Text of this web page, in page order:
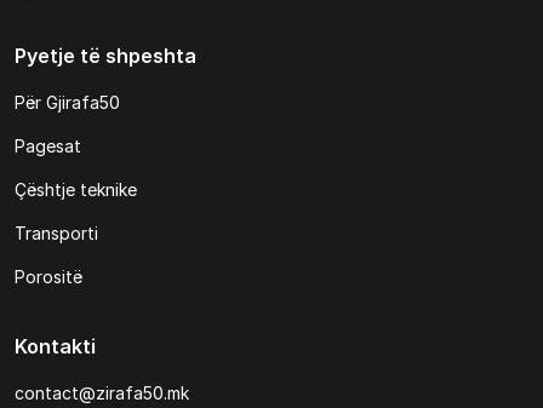
Pyetje të shpeshta
Për Gjirafa50
Pagesat
Çështje teknike
Transporti
Porositë
Kontakti
contact@zirafa50.mk